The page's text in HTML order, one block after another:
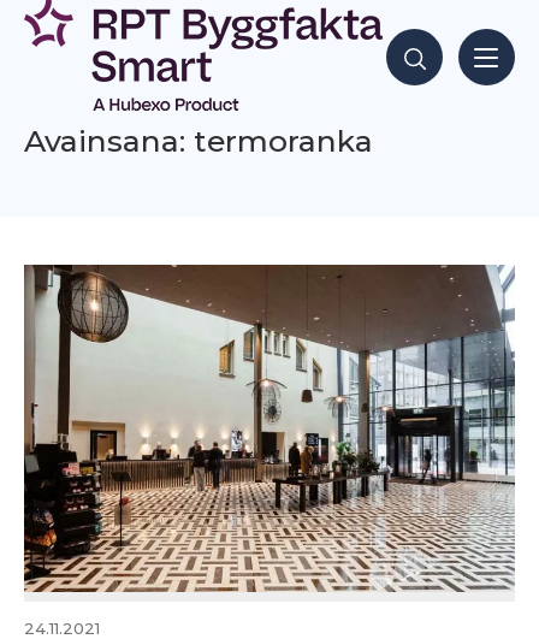
Siirry
sisältöön
Hae sisältöjä
Avainsana: termoranka
24.11.2021